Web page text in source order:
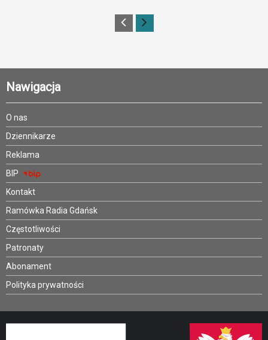
Nawigacja
O nas
Dziennikarze
Reklama
BIP
Kontakt
Ramówka Radia Gdańsk
Częstotliwości
Patronaty
Abonament
Polityka prywatności